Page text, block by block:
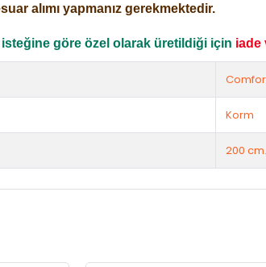
alımı yapmanız gerekmektedir.
göre özel olarak üretildiği için iade
Korm
200 cm.